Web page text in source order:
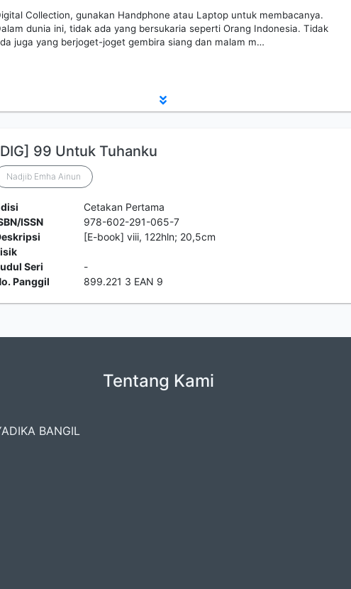
Collection, gunakan Handphone atau Laptop untuk membacanya.
dunia ini, tidak ada yang bersukaria seperti Orang Indonesia. Tidak
juga yang berjoget-joget gembira siang dan malam m…
99 Untuk Tuhanku
Nadjib Emha Ainun
Cetakan Pertama
ISSN
978-602-291-065-7
[E-book] viii, 122hln; 20,5cm
Seri
-
Panggil
899.221 3 EAN 9
BANGIL
Tentang Kami